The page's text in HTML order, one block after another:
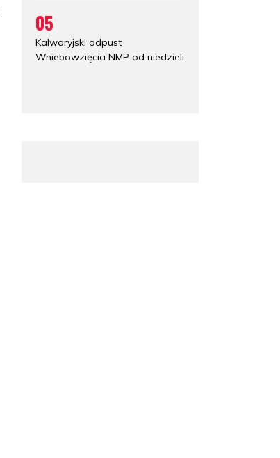
05
Kalwaryjski odpust
Wniebowzięcia NMP od niedzieli